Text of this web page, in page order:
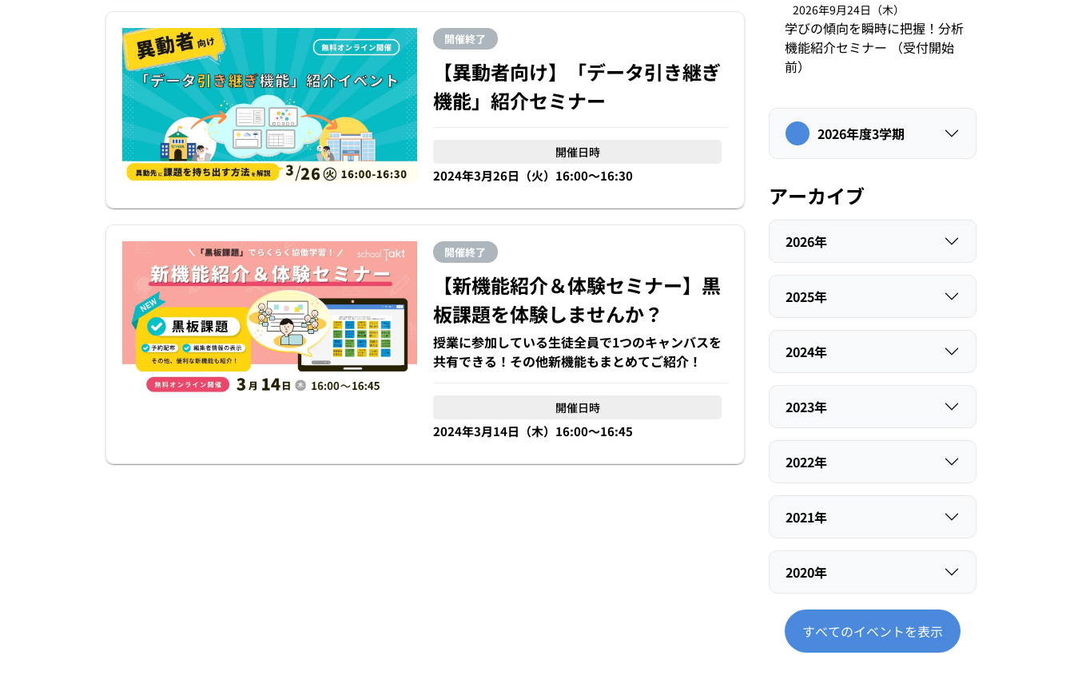
開催終了
【異動者向け】「データ引き継ぎ
機能」紹介セミナー
開催日時
2024年3月26日（火）16:00〜16:30
開催終了
【新機能紹介＆体験セミナー】黒
板課題を体験しませんか？
授業に参加している生徒全員で1つのキャンバスを
共有できる！その他新機能もまとめてご紹介！
開催日時
2024年3月14日（木）16:00〜16:45
2026年9月24日（木）
学びの傾向を瞬時に把握！分析
機能紹介セミナー （受付開始
前）
2026年度3学期
アーカイブ
2026年
2025年
2024年
2023年
2022年
2021年
2020年
すべてのイベントを表示